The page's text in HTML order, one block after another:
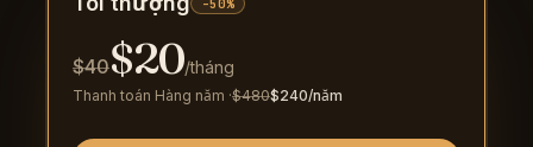
$40$20/tháng
Thanh toán Hàng năm ·$480$240/năm